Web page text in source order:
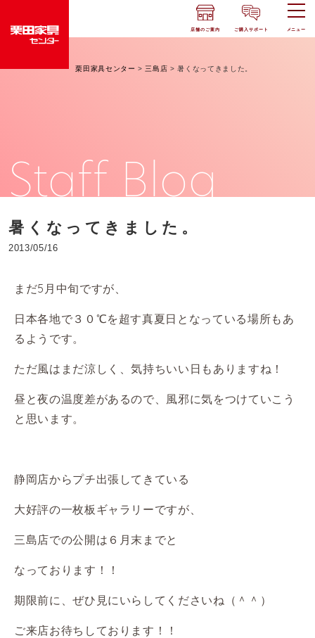
店舗のご案内 ご購入サポート メニュー
栗田家具センター > 三島店 >暑くなってきました。
Staff Blog
暑くなってきました。
2013/05/16
まだ5月中旬ですが、
日本各地で３０℃を超す真夏日となっている場所もあ
るようです。
ただ風はまだ涼しく、気持ちいい日もありますね！
昼と夜の温度差があるので、風邪に気をつけていこう
と思います。
静岡店からプチ出張してきている
大好評の一枚板ギャラリーですが、
三島店での公開は６月末までと
なっております！！
期限前に、ぜひ見にいらしてくださいね（＾＾）
ご来店お待ちしております！！